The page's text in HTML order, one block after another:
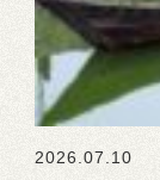
2026.07.10